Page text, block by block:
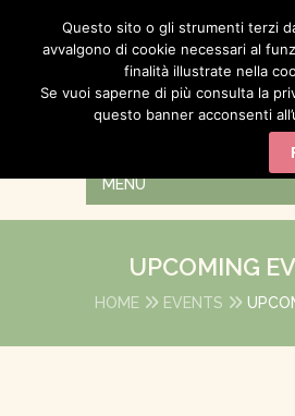
MENU
UPCOMING
HOME EVENTS
Questo sito o gli strumenti terzi
avvalgono di cookie necessari al
finalità illustrate nella
Se vuoi saperne di più consulta la
questo banner acconsenti